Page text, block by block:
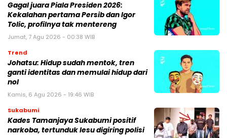
Gagal juara Piala Presiden 2026:
Kekalahan pertama Persib dan Igor
Tolic, profilnya tak mentereng
Jumat, 7 Agu 2026 - 00:38 WIB
Trend
Johatsu: Hidup sudah mentok, tren
ganti identitas dan memulai hidup dari
nol
Kamis, 6 Agu 2026 - 19:46 WIB
Sukabumi
Kades Tamanjaya Sukabumi positif
narkoba, tertunduk lesu digiring polisi